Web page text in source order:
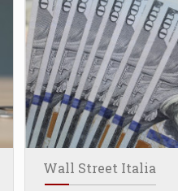
Wall Street Italia